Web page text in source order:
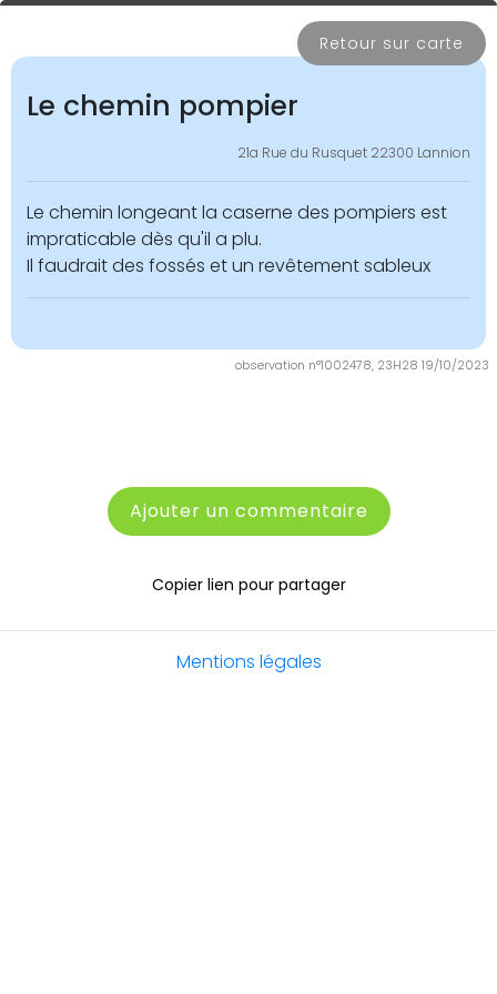
Retour sur carte
observation n°1002478, 23H28 19/10/2023
Le chemin pompier
21a Rue du Rusquet 22300 Lannion
Le chemin longeant la caserne des pompiers est
impraticable dès qu'il a plu.
Il faudrait des fossés et un revêtement sableux
Ajouter un commentaire
Copier lien pour partager
Mentions légales